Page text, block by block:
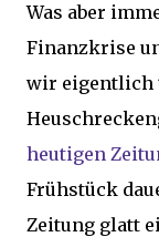
Was aber
Finanzkrise
wir eigentlich
heutigen
Frühstück
Zeitung glatt